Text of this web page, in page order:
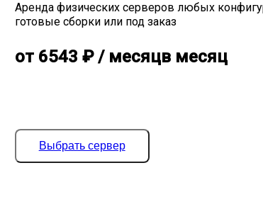
Аренда физических серверов любых
готовые сборки или под заказ
от 6543 ₽/ месяцв месяц
Выбрать сервер